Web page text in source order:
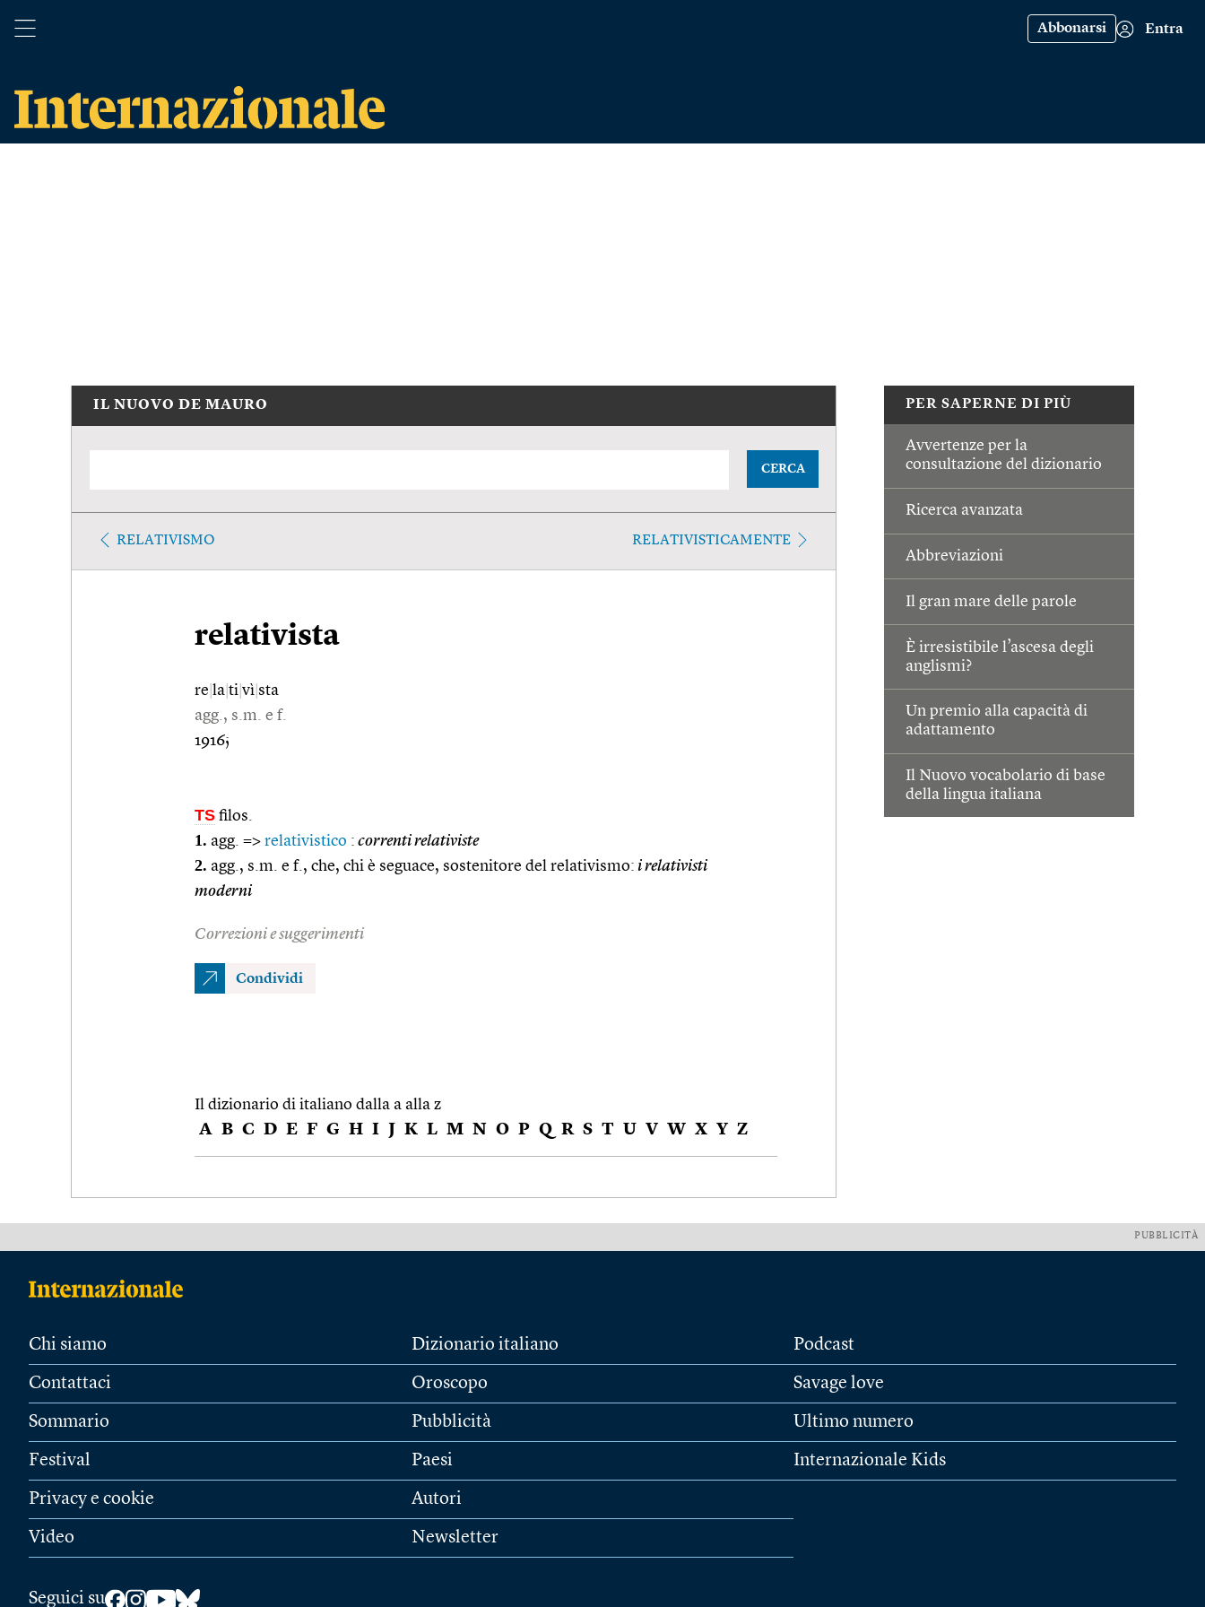
Abbonarsi Entra
PER SAPERNE DI PIÙ
Avvertenze per la
consultazione del dizionario
Ricerca avanzata
Abbreviazioni
Il gran mare delle parole
È irresistibile l’ascesa degli
anglismi?
Un premio alla capacità di
adattamento
Il Nuovo vocabolario di base
della lingua italiana
IL NUOVO DE MAURO
CERCA
RELATIVISMO RELATIVISTICAMENTE
relativista
re la ti vì sta
agg., s.m. e f.
1916;
TS filos.
1. agg. => relativistico : correnti relativiste
2. agg., s.m. e f., che, chi è seguace, sostenitore del relativismo: i relativisti
moderni
Correzioni e suggerimenti
Condividi
Il dizionario di italiano dalla a alla z
A B C D E F G H I J K L M N O P Q R S T U V W X Y Z
PUBBLICITÀ
Chi siamo
Contattaci
Sommario
Festival
Privacy e cookie
Video
Dizionario italiano
Oroscopo
Pubblicità
Paesi
Autori
Newsletter
Podcast
Savage love
Ultimo numero
Internazionale Kids
Seguici su